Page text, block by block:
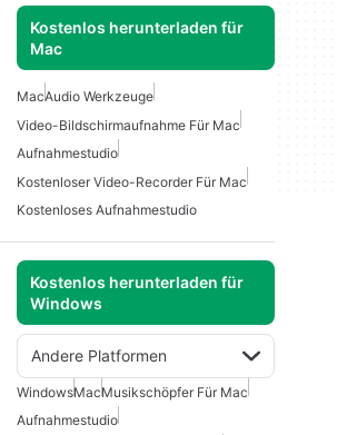
Kostenlos herunterladen für
Mac
MacAudio Werkzeuge
Video-Bildschirmaufnahme Für Mac
Aufnahmestudio
Kostenloser Video-Recorder Für Mac
Kostenloses Aufnahmestudio
Kostenlos herunterladen für
Windows
Andere Platformen
WindowsMacMusikschöpfer Für Mac
Aufnahmestudio